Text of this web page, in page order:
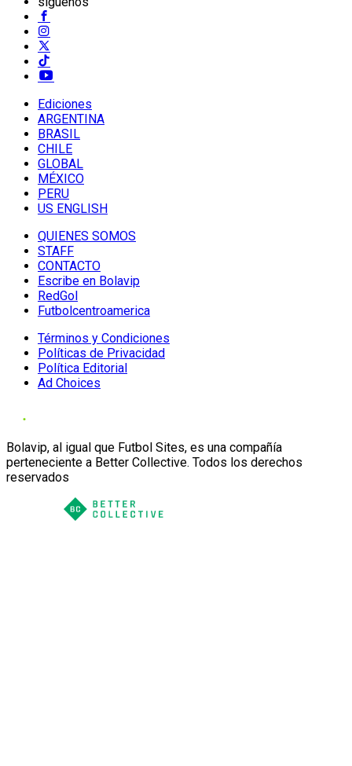
Ediciones
ARGENTINA
BRASIL
CHILE
GLOBAL
MÉXICO
PERU
US ENGLISH
QUIENES SOMOS
STAFF
CONTACTO
Escribe en Bolavip
RedGol
Futbolcentroamerica
Términos y Condiciones
Políticas de Privacidad
Política Editorial
Ad Choices
Bolavip, al igual que Futbol Sites, es una compañía
perteneciente a Better Collective. Todos los derechos
reservados